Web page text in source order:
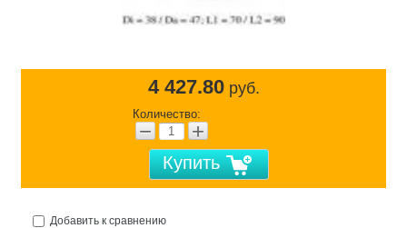
4 427.80руб.
Количество:
− +
Купить
Добавить к сравнению